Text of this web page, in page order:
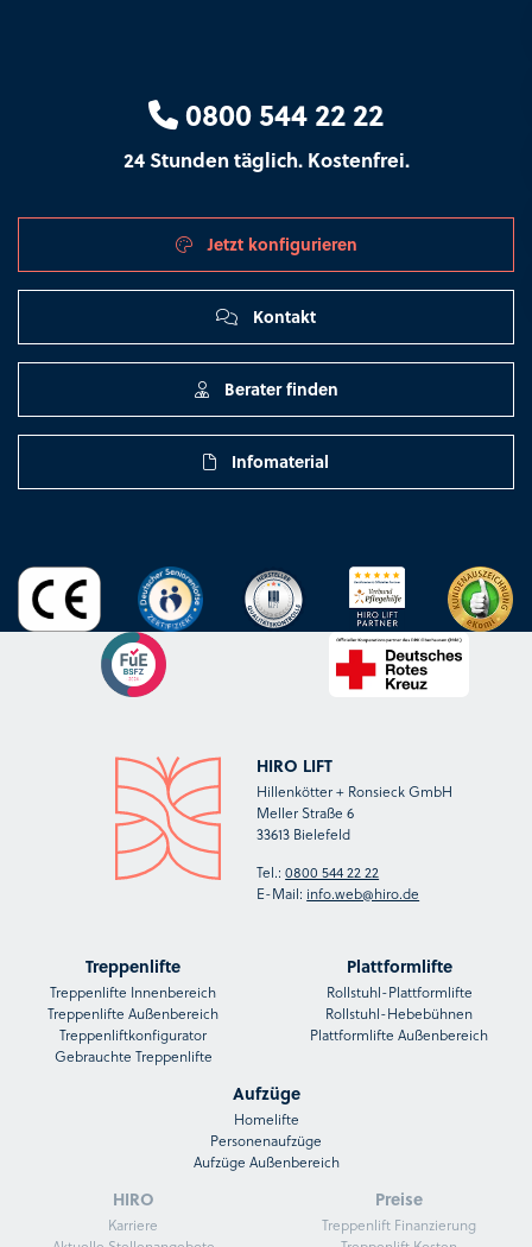
0800 544 22 22
24 Stunden täglich. Kostenfrei.
Jetzt konfigurieren
Kontakt
Berater finden
Infomaterial
HIRO LIFT
Hillenkötter + Ronsieck GmbH
Meller Straße 6
33613 Bielefeld
Tel.:0800 544 22 22
E-Mail: info.web@hiro.de
Treppenlifte
Treppenlifte Innenbereich
Treppenlifte Außenbereich
Treppenliftkonfigurator
Gebrauchte Treppenlifte
Plattformlifte
Rollstuhl-Plattformlifte
Rollstuhl-Hebebühnen
Plattformlifte Außenbereich
Aufzüge
Homelifte
Personenaufzüge
Aufzüge Außenbereich
HIRO
Karriere
Preise
Treppenlift Finanzierung